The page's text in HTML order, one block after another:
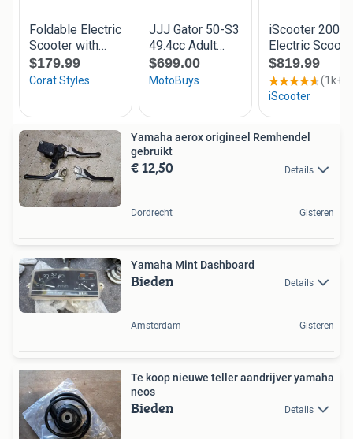
Yamaha aerox origineel Remhendel
gebruikt
€ 12,50 Details
Dordrecht Gisteren
Yamaha Mint Dashboard
Bieden Details
Amsterdam Gisteren
Te koop nieuwe teller aandrijver yamaha
neos
Bieden Details